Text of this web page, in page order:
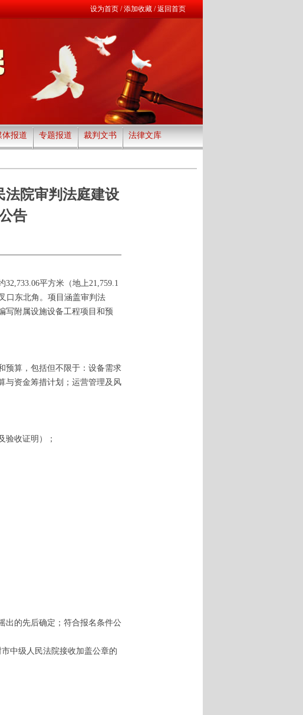
设为首页/添加收藏/返回首页
体报道 专题报道 裁判文书 法律文库
法院审判法庭建设
告
平方米（地上21,759.1
口东北角。项目涵盖审判法
写附属设施设备工程项目和预
算，包括但不限于：设备需求
与资金筹措计划；运营管理及风
验收证明）；
的先后确定；符合报名条件公
中级人民法院接收加盖公章的